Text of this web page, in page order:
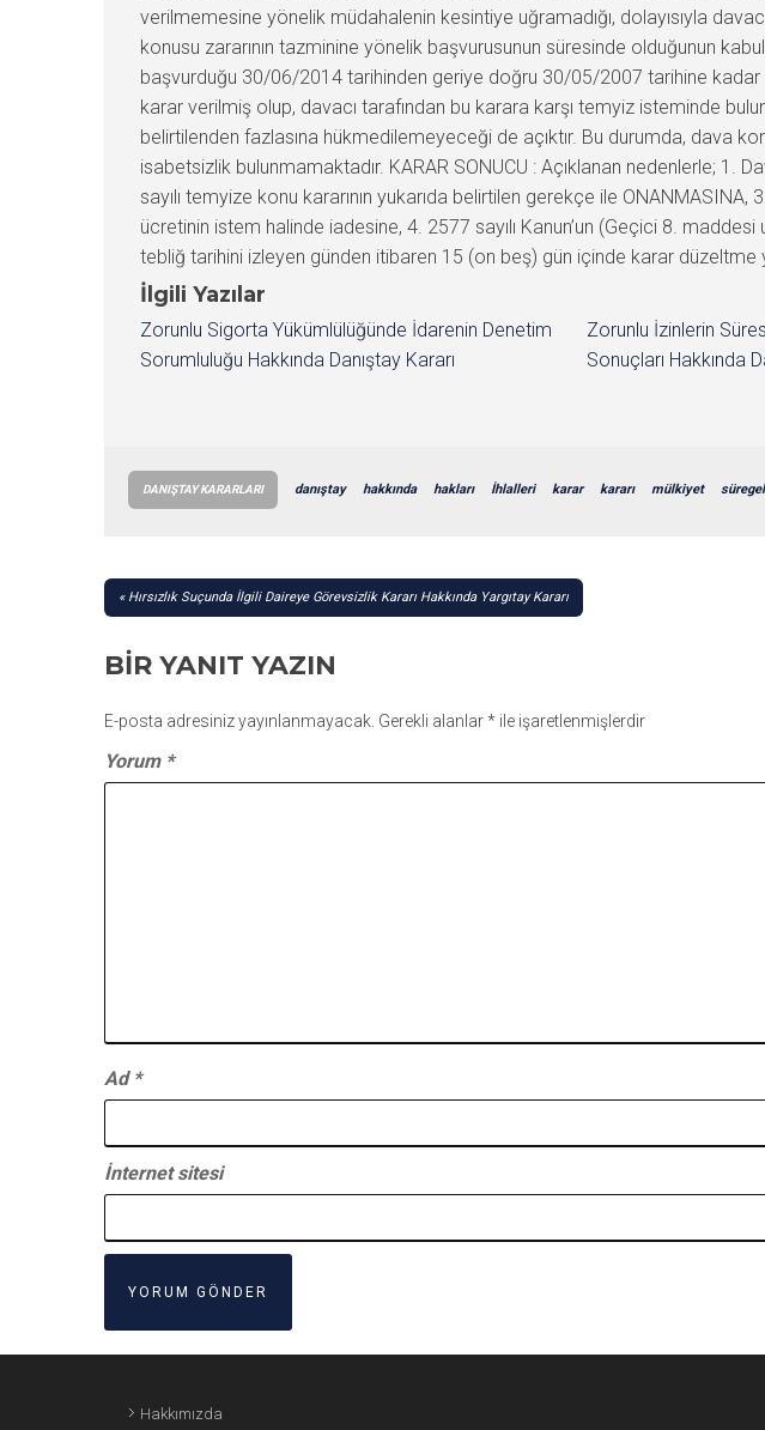
verilmemesine yönelik müdahalenin kesintiye uğramadığı, dolayısıyla
konusu zararının tazminine yönelik başvurusunun süresinde olduğunun
başvurduğu 30/06/2014 tarihinden geriye doğru 30/05/2007 tarihine kadar
karar verilmiş olup, davacı tarafından bu karara karşı temyiz isteminde
belirtilenden fazlasına hükmedilemeyeceği de açıktır. Bu durumda, dava
isabetsizlik bulunmamaktadır. KARAR SONUCU : Açıklanan nedenlerle; 1.
sayılı temyize konu kararının yukarıda belirtilen gerekçe ile
ücretinin istem halinde iadesine, 4. 2577 sayılı Kanun’un (Geçici 8.
tebliğ tarihini izleyen günden itibaren 15 (on beş) gün içinde karar
İlgili Yazılar
Zorunlu Sigorta Yükümlülüğünde İdarenin Denetim
Sorumluluğu Hakkında Danıştay Kararı
Zorunlu İzinlerin
Sonuçları Hakkında
DANIŞTAY KARARLARI danıştay hakkında hakları İhlalleri karar kararı mülkiyet
YAZI
Hırsızlık Suçunda İlgili Daireye Görevsizlik Kararı Hakkında Yargıtay Kararı
BIR YANIT YAZIN
E-posta adresiniz yayınlanmayacak. Gerekli alanlar* ile işaretlenmişlerdir
Yorum *
Ad *
İnternet sitesi
Hakkımızda